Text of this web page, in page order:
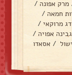
מרק אפונה /
חמאה /
דג מרוקאי /
אפויה /
/ אסאדו